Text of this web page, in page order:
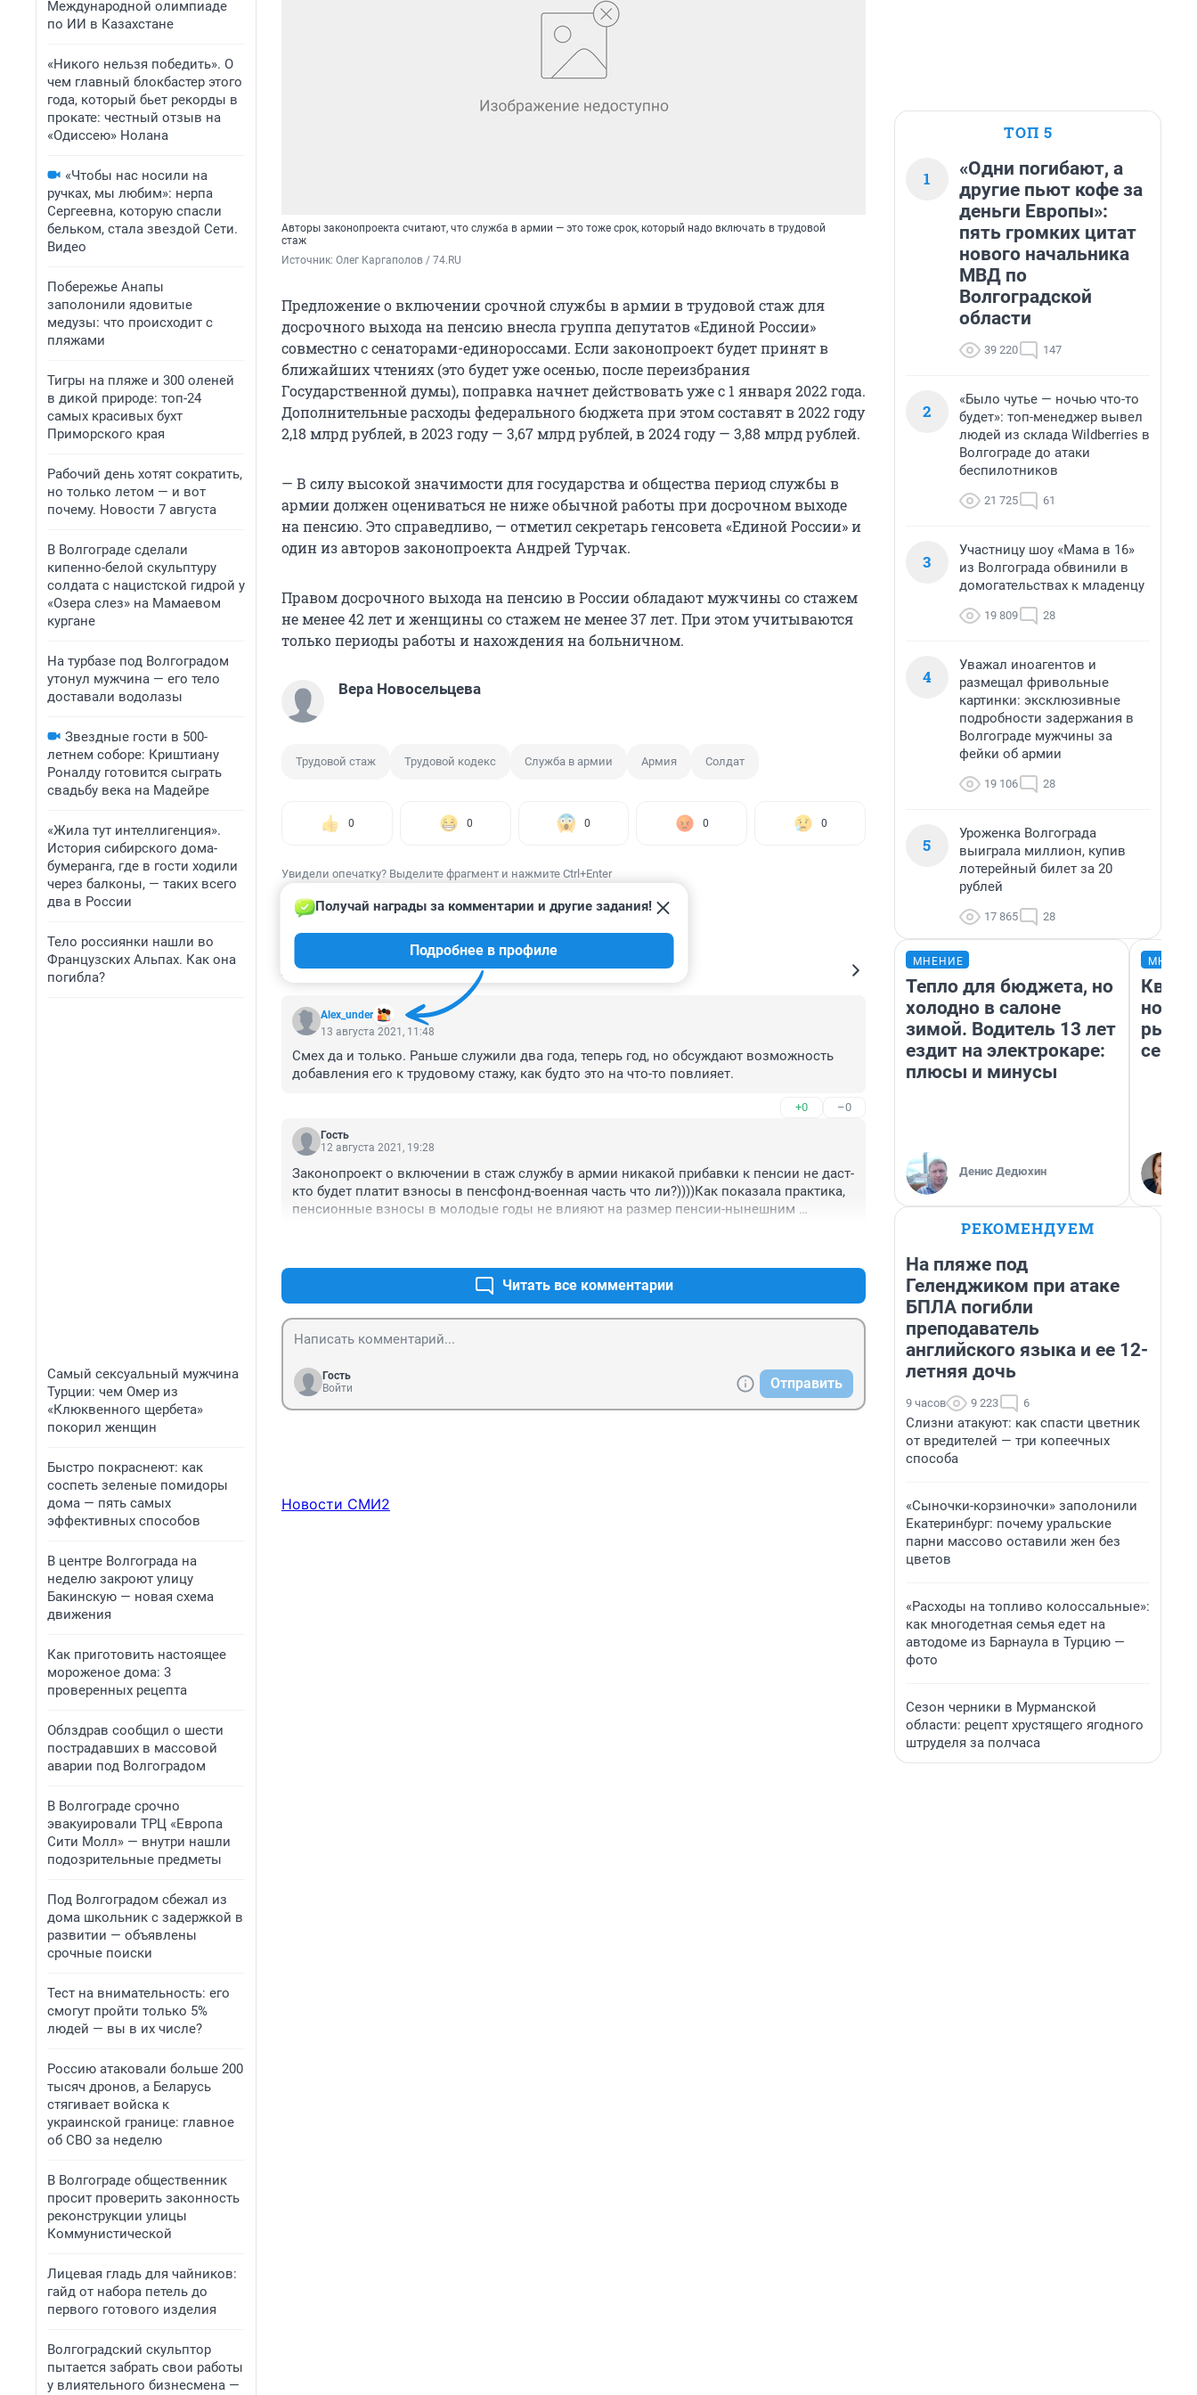
Международной олимпиаде
по ИИ в Казахстане
«Никого нельзя победить». О
чем главный блокбастер этого
года, который бьет рекорды в
прокате: честный отзыв на
«Одиссею» Нолана
«Чтобы нас носили на
ручках, мы любим»: нерпа
Сергеевна, которую спасли
бельком, стала звездой Сети.
Видео
Побережье Анапы
заполонили ядовитые
медузы: что происходит с
пляжами
Тигры на пляже и 300 оленей
в дикой природе: топ-24
самых красивых бухт
Приморского края
Рабочий день хотят сократить,
но только летом — и вот
почему. Новости 7 августа
В Волгограде сделали
кипенно-белой скульптуру
солдата с нацистской гидрой у
«Озера слез» на Мамаевом
кургане
На турбазе под Волгоградом
утонул мужчина — его тело
доставали водолазы
Звездные гости в 500-
летнем соборе: Криштиану
Роналду готовится сыграть
свадьбу века на Мадейре
«Жила тут интеллигенция».
История сибирского дома-
бумеранга, где в гости ходили
через балконы, — таких всего
два в России
Тело россиянки нашли во
Французских Альпах. Как она
погибла?
Самый сексуальный мужчина
Турции: чем Омер из
«Клюквенного щербета»
покорил женщин
Быстро покраснеют: как
соспеть зеленые помидоры
дома — пять самых
эффективных способов
В центре Волгограда на
неделю закроют улицу
Бакинскую — новая схема
движения
Как приготовить настоящее
мороженое дома: 3
проверенных рецепта
Облздрав сообщил о шести
пострадавших в массовой
аварии под Волгоградом
В Волгограде срочно
эвакуировали ТРЦ «Европа
Сити Молл» — внутри нашли
подозрительные предметы
Под Волгоградом сбежал из
дома школьник с задержкой в
развитии — объявлены
срочные поиски
Тест на внимательность: его
смогут пройти только 5%
людей — вы в их числе?
Россию атаковали больше 200
тысяч дронов, а Беларусь
стягивает войска к
украинской границе: главное
об СВО за неделю
В Волгограде общественник
просит проверить законность
реконструкции улицы
Коммунистической
Лицевая гладь для чайников:
гайд от набора петель до
первого готового изделия
Волгоградский скульптор
пытается забрать свои работы
у влиятельного бизнесмена —
Авторы законопроекта считают, что служба в армии — это тоже срок, который надо включать в трудовой
стаж
Источник: Олег Каргаполов / 74.RU
Предложение о включении срочной службы в армии в трудовой стаж для
досрочного выхода на пенсию внесла группа депутатов «Единой России»
совместно с сенаторами-единороссами. Если законопроект будет принят в
ближайших чтениях (это будет уже осенью, после переизбрания
Государственной думы), поправка начнет действовать уже с 1 января 2022 года.
Дополнительные расходы федерального бюджета при этом составят в 2022 году
2,18 млрд рублей, в 2023 году — 3,67 млрд рублей, в 2024 году — 3,88 млрд рублей.
— В силу высокой значимости для государства и общества период службы в
армии должен оцениваться не ниже обычной работы при досрочном выходе
на пенсию. Это справедливо, — отметил секретарь генсовета «Единой России» и
один из авторов законопроекта Андрей Турчак.
Правом досрочного выхода на пенсию в России обладают мужчины со стажем
не менее 42 лет и женщины со стажем не менее 37 лет. При этом учитываются
только периоды работы и нахождения на больничном.
Вера Новосельцева
Трудовой стаж Трудовой кодекс Служба в армии Армия Солдат
0 0 0 0 0
Увидели опечатку? Выделите фрагмент и нажмите Ctrl+Enter
КОММЕНТАРИИ 11
Alex_under
Получай награды за комментарии и другие задания!
Подробнее в профиле
13 августа 2021, 11:48
Смех да и только. Раньше служили два года, теперь год, но обсуждают возможность
добавления его к трудовому стажу, как будто это на что-то повлияет.
+0 –0
Гость
12 августа 2021, 19:28
Законопроект о включении в стаж службу в армии никакой прибавки к пенсии не даст-
кто будет платит взносы в пенсфонд-военная часть что ли?))))Как показала практика,
пенсионные взносы в молодые годы не влияют на размер пенсии-нынешним
Читать все комментарии
Гость
Войти
Отправить
Новости СМИ2
ТОП 5
1
«Одни погибают, а
другие пьют кофе за
деньги Европы»:
пять громких цитат
нового начальника
МВД по
Волгоградской
области
39 220 147
2
«Было чутье — ночью что-то
будет»: топ-менеджер вывел
людей из склада Wildberries в
Волгограде до атаки
беспилотников
21 725 61
3
Участницу шоу «Мама в 16»
из Волгограда обвинили в
домогательствах к младенцу
19 809 28
4
Уважал иноагентов и
размещал фривольные
картинки: эксклюзивные
подробности задержания в
Волгограде мужчины за
фейки об армии
19 106 28
5
Уроженка Волгограда
выиграла миллион, купив
лотерейный билет за 20
рублей
17 865 28
МНЕНИЕ
Тепло для бюджета, но
холодно в салоне
зимой. Водитель 13 лет
ездит на электрокаре:
плюсы и минусы
Денис Дедюхин
но
РЕКОМЕНДУЕМ
На пляже под
Геленджиком при атаке
БПЛА погибли
преподаватель
английского языка и ее 12-
летняя дочь
9 часов 9 223 6
Слизни атакуют: как спасти цветник
от вредителей — три копеечных
способа
«Сыночки-корзиночки» заполонили
Екатеринбург: почему уральские
парни массово оставили жен без
цветов
«Расходы на топливо колоссальные»:
как многодетная семья едет на
автодоме из Барнаула в Турцию —
фото
Сезон черники в Мурманской
области: рецепт хрустящего ягодного
штруделя за полчаса